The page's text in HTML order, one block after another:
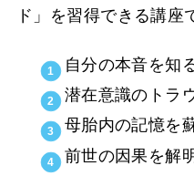
ド」を習得できる講座
自分の本音を知
潜在意識のトラ
母胎内の記憶を
前世の因果を解